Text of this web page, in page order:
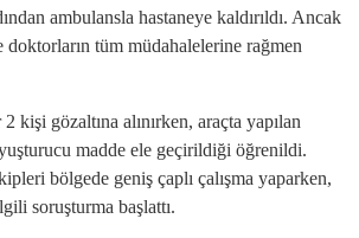
ambulansla hastaneye kaldırıldı. Ancak
doktorların tüm müdahalelerine rağmen
kişi gözaltına alınırken, araçta yapılan
madde ele geçirildiği öğrenildi.
bölgede geniş çaplı çalışma yaparken,
soruşturma başlattı.